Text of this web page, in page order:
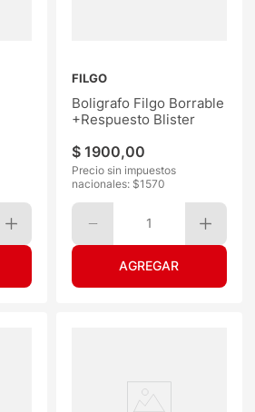
FILGO
Boligrafo Filgo Borrable
+Respuesto Blister
$ 1900,00
Precio sin impuestos
nacionales: $1570
1